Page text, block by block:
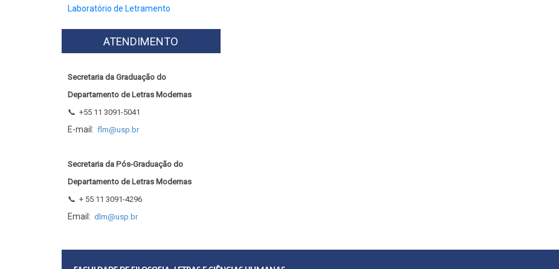
Laboratório de Letramento
ATENDIMENTO
Secretaria da Graduação do
Departamento de Letras Modernas
📞 +55 11 3091-5041
E-mail: flm@usp.br
Secretaria da Pós-Graduação do
Departamento de Letras Modernas
📞 + 55 11 3091-4296
Email: dlm@usp.br